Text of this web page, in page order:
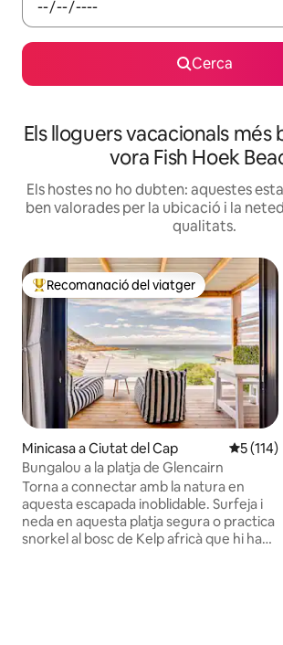
Cerca
Els lloguers vacacionals més
vora Fish Hoek
Els hostes no ho dubten: aquestes
ben valorades per la ubicació i la
qualitats.
Principals recomanacions dels viatgers
Recomanació del viatger
Minicasa a Ciutat del Cap 5 de
5 (114)
Bungalou a la platja de Glencairn
Torna a connectar amb la natura en
aquesta escapada inoblidable. Surfeja i
neda en aquesta platja segura o practica
snorkel al bosc de Kelp africà que hi ha